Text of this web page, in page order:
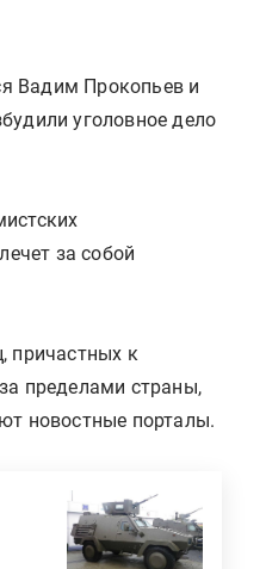
Вадим Прокопьев и
уголовное дело
за собой
причастных к
пределами страны,
новостные порталы.